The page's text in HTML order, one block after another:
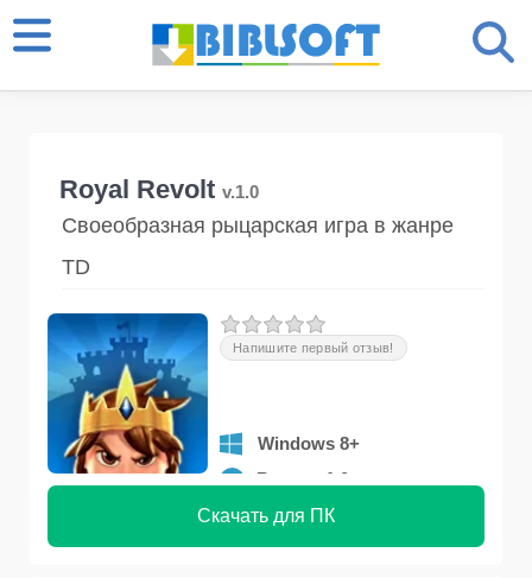
Royal Revolt v.1.0
Своеобразная рыцарская игра в жанре
TD
Напишите первый отзыв!
Windows 8+
Версия 1.0
Скачать для ПК